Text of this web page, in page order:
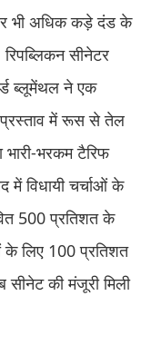
भी अधिक कड़े दंड के
सीनेटर
ब्लूमेंथल ने एक
में रूस से तेल
भरकम टैरिफ
में विधायी चर्चाओं के
500 प्रतिशत के
के लिए 100 प्रतिशत
की मंजूरी मिली